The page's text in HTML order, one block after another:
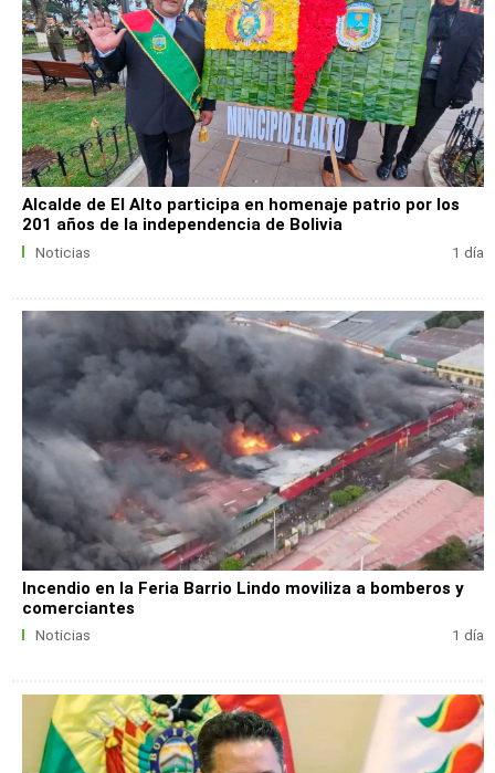
Alcalde de El Alto participa en homenaje patrio por los
201 años de la independencia de Bolivia
Noticias 1 día
Incendio en la Feria Barrio Lindo moviliza a bomberos y
comerciantes
Noticias 1 día